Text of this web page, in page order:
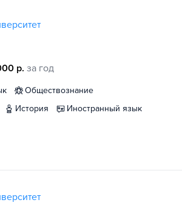
р. за год
обществознание
история иностранный язык